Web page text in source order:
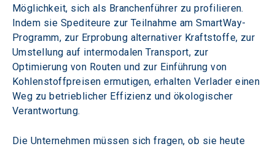
Möglichkeit, sich als Branchenführer zu profilieren.
Indem sie Spediteure zur Teilnahme am SmartWay-
Programm, zur Erprobung alternativer Kraftstoffe, zur
Umstellung auf intermodalen Transport, zur
Optimierung von Routen und zur Einführung von
Kohlenstoffpreisen ermutigen, erhalten Verlader einen
Weg zu betrieblicher Effizienz und ökologischer
Verantwortung.
Die Unternehmen müssen sich fragen, ob sie heute